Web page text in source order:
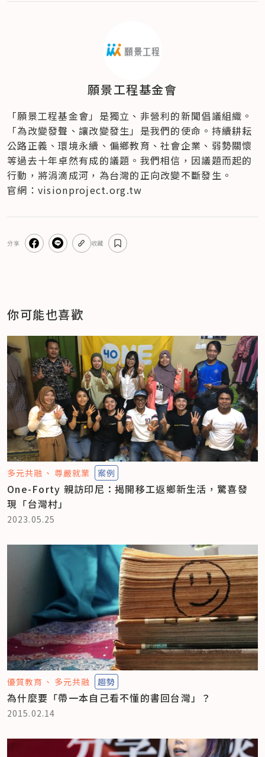
願景工程基金會
「願景工程基金會」是獨立、非營利的新聞倡議組織。
「為改變發聲、讓改變發生」是我們的使命。持續耕耘
公路正義、環境永續、偏鄉教育、社會企業、弱勢關懷
等過去十年卓然有成的議題。我們相信，因議題而起的
行動，將涓滴成河，為台灣的正向改變不斷發生。
官網：visionproject.org.tw
分享 收藏
你可能也喜歡
多元共融 尊嚴就業 案例
One-Forty 親訪印尼：揭開移工返鄉新生活，驚喜發
現「台灣村」
2023.05.25
優質教育 多元共融 趨勢
為什麼要「帶一本自己看不懂的書回台灣」？
2015.02.14